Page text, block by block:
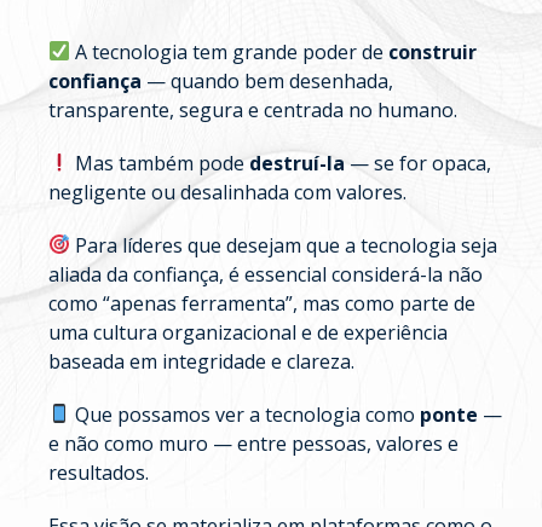
A tecnologia tem grande poder de construir
confiança — quando bem desenhada,
transparente, segura e centrada no humano.
Mas também pode destruí-la — se for opaca,
negligente ou desalinhada com valores.
Para líderes que desejam que a tecnologia seja
aliada da confiança, é essencial considerá-la não
como “apenas ferramenta”, mas como parte de
uma cultura organizacional e de experiência
baseada em integridade e clareza.
Que possamos ver a tecnologia como ponte —
e não como muro — entre pessoas, valores e
resultados.